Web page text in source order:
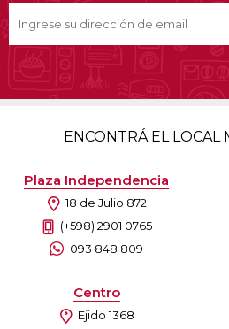
ENCONTRÁ EL LOCAL
Plaza Independencia
18 de Julio 872
(+598) 2901 0765
093 848 809
Centro
Ejido 1368